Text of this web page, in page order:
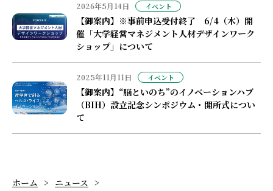
2026年5月14日 イベント
【御案内】※事前申込受付終了 6/4（木）開
催「大学経営マネジメント人材デザインワーク
ショップ」について
2025年11月11日 イベント
【御案内】“脳といのち”のイノベーションハブ
（BIH）設立記念シンポジウム・開所式につい
て
ホーム > ニュース >